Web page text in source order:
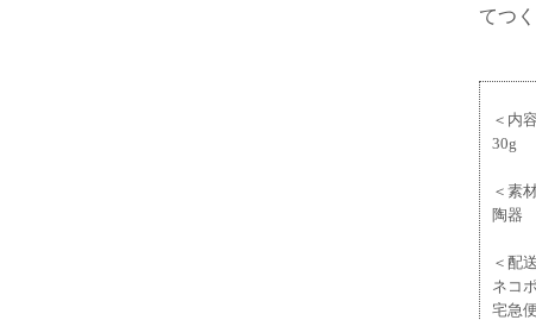
てつ
＜内
30g
＜素
陶器
＜配
ネコ
宅急